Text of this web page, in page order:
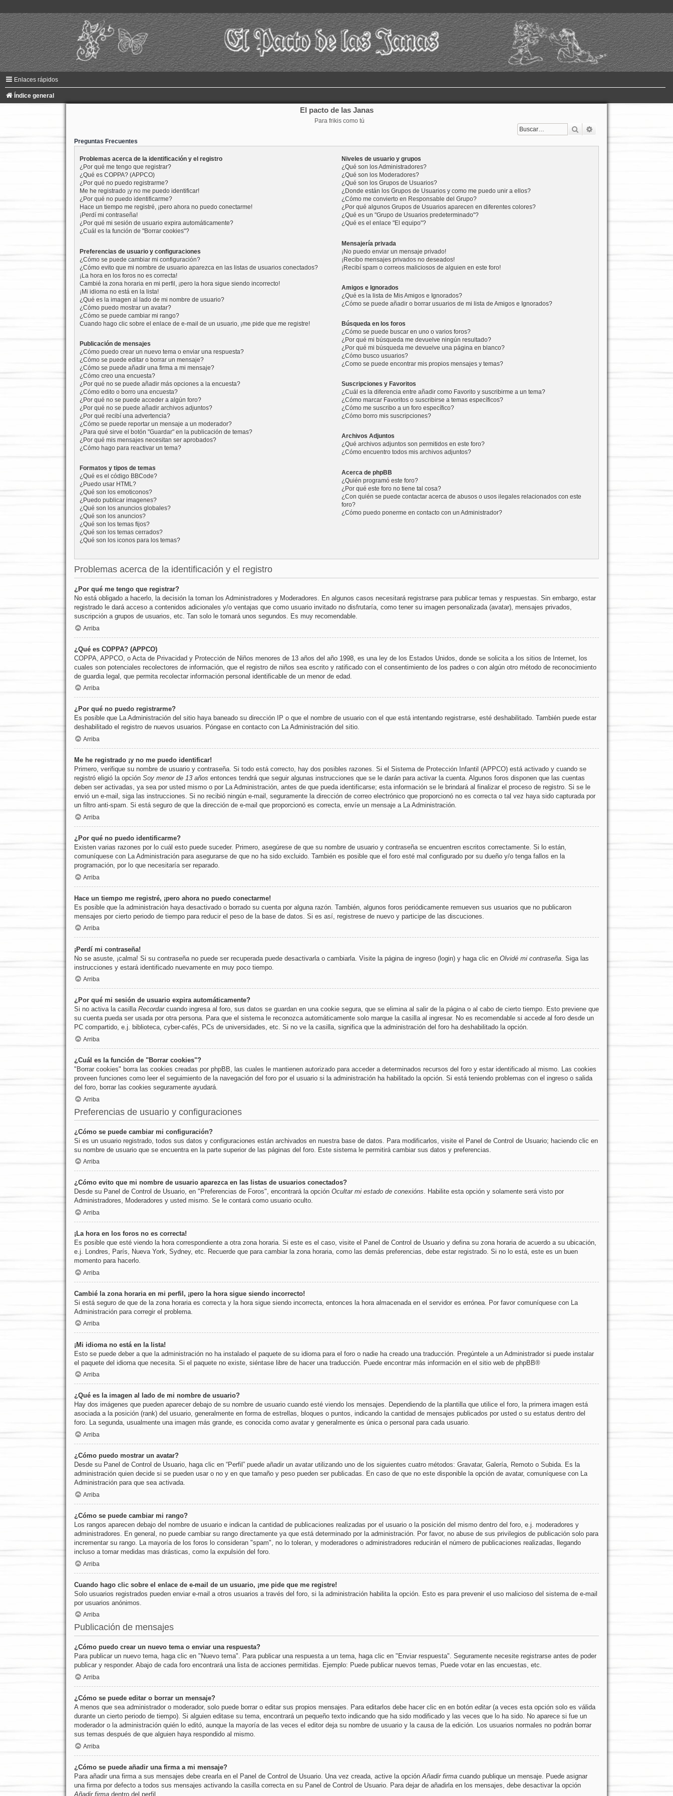
Enlaces rápidos
Índice general
El pacto de las Janas
Para frikis como tú
Buscar
Preguntas Frecuentes
Problemas acerca de la identificación y el registro
¿Por qué me tengo que registrar?
¿Qué es COPPA? (APPCO)
¿Por qué no puedo registrarme?
Me he registrado ¡y no me puedo identificar!
¿Por qué no puedo identificarme?
Hace un tiempo me registré, ¡pero ahora no puedo conectarme!
¡Perdí mi contraseña!
¿Por qué mi sesión de usuario expira automáticamente?
¿Cuál es la función de "Borrar cookies"?
Preferencias de usuario y configuraciones
¿Cómo se puede cambiar mi configuración?
¿Cómo evito que mi nombre de usuario aparezca en las listas de usuarios conectados?
¡La hora en los foros no es correcta!
Cambié la zona horaria en mi perfil, ¡pero la hora sigue siendo incorrecto!
¡Mi idioma no está en la lista!
¿Qué es la imagen al lado de mi nombre de usuario?
¿Cómo puedo mostrar un avatar?
¿Cómo se puede cambiar mi rango?
Cuando hago clic sobre el enlace de e-mail de un usuario, ¡me pide que me registre!
Publicación de mensajes
¿Cómo puedo crear un nuevo tema o enviar una respuesta?
¿Cómo se puede editar o borrar un mensaje?
¿Cómo se puede añadir una firma a mi mensaje?
¿Cómo creo una encuesta?
¿Por qué no se puede añadir más opciones a la encuesta?
¿Cómo edito o borro una encuesta?
¿Por qué no se puede acceder a algún foro?
¿Por qué no se puede añadir archivos adjuntos?
¿Por qué recibí una advertencia?
¿Cómo se puede reportar un mensaje a un moderador?
¿Para qué sirve el botón "Guardar" en la publicación de temas?
¿Por qué mis mensajes necesitan ser aprobados?
¿Cómo hago para reactivar un tema?
Formatos y tipos de temas
¿Qué es el código BBCode?
¿Puedo usar HTML?
¿Qué son los emoticonos?
¿Puedo publicar imagenes?
¿Qué son los anuncios globales?
¿Qué son los anuncios?
¿Qué son los temas fijos?
¿Qué son los temas cerrados?
¿Qué son los iconos para los temas?
Niveles de usuario y grupos
¿Qué son los Administradores?
¿Qué son los Moderadores?
¿Qué son los Grupos de Usuarios?
¿Donde están los Grupos de Usuarios y como me puedo unir a ellos?
¿Cómo me convierto en Responsable del Grupo?
¿Por qué algunos Grupos de Usuarios aparecen en diferentes colores?
¿Qué es un "Grupo de Usuarios predeterminado"?
¿Qué es el enlace "El equipo"?
Mensajería privada
¡No puedo enviar un mensaje privado!
¡Recibo mensajes privados no deseados!
¡Recibí spam o correos maliciosos de alguien en este foro!
Amigos e Ignorados
¿Qué es la lista de Mis Amigos e Ignorados?
¿Cómo se puede añadir o borrar usuarios de mi lista de Amigos e Ignorados?
Búsqueda en los foros
¿Cómo se puede buscar en uno o varios foros?
¿Por qué mi búsqueda me devuelve ningún resultado?
¿Por qué mi búsqueda me devuelve una página en blanco?
¿Cómo busco usuarios?
¿Como se puede encontrar mis propios mensajes y temas?
Suscripciones y Favoritos
¿Cuál es la diferencia entre añadir como Favorito y suscribirme a un tema?
¿Cómo marcar Favoritos o suscribirse a temas específicos?
¿Cómo me suscribo a un foro específico?
¿Cómo borro mis suscripciones?
Archivos Adjuntos
¿Qué archivos adjuntos son permitidos en este foro?
¿Cómo encuentro todos mis archivos adjuntos?
Acerca de phpBB
¿Quién programó este foro?
¿Por qué este foro no tiene tal cosa?
¿Con quién se puede contactar acerca de abusos o usos ilegales relacionados con este
foro?
¿Cómo puedo ponerme en contacto con un Administrador?
Problemas acerca de la identificación y el registro
¿Por qué me tengo que registrar?
No está obligado a hacerlo, la decisión la toman los Administradores y Moderadores. En algunos casos necesitará registrarse para publicar temas y respuestas. Sin embargo, estar
registrado le dará acceso a contenidos adicionales y/o ventajas que como usuario invitado no disfrutaría, como tener su imagen personalizada (avatar), mensajes privados,
suscripción a grupos de usuarios, etc. Tan solo le tomará unos segundos. Es muy recomendable.
Arriba
¿Qué es COPPA? (APPCO)
COPPA, APPCO, o Acta de Privacidad y Protección de Niños menores de 13 años del año 1998, es una ley de los Estados Unidos, donde se solicita a los sitios de Internet, los
cuales son potenciales recolectores de información, que el registro de niños sea escrito y ratificado con el consentimiento de los padres o con algún otro método de reconocimiento
de guardia legal, que permita recolectar información personal identificable de un menor de edad.
Arriba
¿Por qué no puedo registrarme?
Es posible que La Administración del sitio haya baneado su dirección IP o que el nombre de usuario con el que está intentando registrarse, esté deshabilitado. También puede estar
deshabilitado el registro de nuevos usuarios. Póngase en contacto con La Administración del sitio.
Arriba
Me he registrado ¡y no me puedo identificar!
Primero, verifique su nombre de usuario y contraseña. Si todo está correcto, hay dos posibles razones. Si el Sistema de Protección Infantil (APPCO) está activado y cuando se
registró eligió la opción Soy menor de 13 años entonces tendrá que seguir algunas instrucciones que se le darán para activar la cuenta. Algunos foros disponen que las cuentas
deben ser activadas, ya sea por usted mismo o por La Administración, antes de que pueda identificarse; esta información se le brindará al finalizar el proceso de registro. Si se le
envió un e-mail, siga las instrucciones. Si no recibió ningún e-mail, seguramente la dirección de correo electrónico que proporcionó no es correcta o tal vez haya sido capturada por
un filtro anti-spam. Si está seguro de que la dirección de e-mail que proporcionó es correcta, envíe un mensaje a La Administración.
Arriba
¿Por qué no puedo identificarme?
Existen varias razones por lo cuál esto puede suceder. Primero, asegúrese de que su nombre de usuario y contraseña se encuentren escritos correctamente. Si lo están,
comuníquese con La Administración para asegurarse de que no ha sido excluido. También es posible que el foro esté mal configurado por su dueño y/o tenga fallos en la
programación, por lo que necesitaría ser reparado.
Arriba
Hace un tiempo me registré, ¡pero ahora no puedo conectarme!
Es posible que la administración haya desactivado o borrado su cuenta por alguna razón. También, algunos foros periódicamente remueven sus usuarios que no publicaron
mensajes por cierto periodo de tiempo para reducir el peso de la base de datos. Si es así, registrese de nuevo y participe de las discuciones.
Arriba
¡Perdí mi contraseña!
No se asuste, ¡calma! Si su contraseña no puede ser recuperada puede desactivarla o cambiarla. Visite la página de ingreso (login) y haga clic en Olvidé mi contraseña. Siga las
instrucciones y estará identificado nuevamente en muy poco tiempo.
Arriba
¿Por qué mi sesión de usuario expira automáticamente?
Si no activa la casilla Recordarcuando ingresa al foro, sus datos se guardan en una cookie segura, que se elimina al salir de la página o al cabo de cierto tiempo. Esto previene que
su cuenta pueda ser usada por otra persona. Para que el sistema le reconozca automáticamente solo marque la casilla al ingresar. No es recomendable si accede al foro desde un
PC compartido, e.j. biblioteca, cyber-cafés, PCs de universidades, etc. Si no ve la casilla, significa que la administración del foro ha deshabilitado la opción.
Arriba
¿Cuál es la función de "Borrar cookies"?
"Borrar cookies" borra las cookies creadas por phpBB, las cuales le mantienen autorizado para acceder a determinados recursos del foro y estar identificado al mismo. Las cookies
proveen funciones como leer el seguimiento de la navegación del foro por el usuario si la administración ha habilitado la opción. Si está teniendo problemas con el ingreso o salida
del foro, borrar las cookies seguramente ayudará.
Arriba
Preferencias de usuario y configuraciones
¿Cómo se puede cambiar mi configuración?
Si es un usuario registrado, todos sus datos y configuraciones están archivados en nuestra base de datos. Para modificarlos, visite el Panel de Control de Usuario; haciendo clic en
su nombre de usuario que se encuentra en la parte superior de las páginas del foro. Este sistema le permitirá cambiar sus datos y preferencias.
Arriba
¿Cómo evito que mi nombre de usuario aparezca en las listas de usuarios conectados?
Desde su Panel de Control de Usuario, en "Preferencias de Foros", encontrará la opción Ocultar mi estado de conexións. Habilite esta opción y solamente será visto por
Administradores, Moderadores y usted mismo. Se le contará como usuario oculto.
Arriba
¡La hora en los foros no es correcta!
Es posible que esté viendo la hora correspondiente a otra zona horaria. Si este es el caso, visite el Panel de Control de Usuario y defina su zona horaria de acuerdo a su ubicación,
e.j. Londres, París, Nueva York, Sydney, etc. Recuerde que para cambiar la zona horaria, como las demás preferencias, debe estar registrado. Si no lo está, este es un buen
momento para hacerlo.
Arriba
Cambié la zona horaria en mi perfil, ¡pero la hora sigue siendo incorrecto!
Si está seguro de que de la zona horaria es correcta y la hora sigue siendo incorrecta, entonces la hora almacenada en el servidor es errónea. Por favor comuníquese con La
Administración para corregir el problema.
Arriba
¡Mi idioma no está en la lista!
Esto se puede deber a que la administración no ha instalado el paquete de su idioma para el foro o nadie ha creado una traducción. Pregúntele a un Administrador si puede instalar
el paquete del idioma que necesita. Si el paquete no existe, siéntase libre de hacer una traducción. Puede encontrar más información en el sitio web de phpBB®
Arriba
¿Qué es la imagen al lado de mi nombre de usuario?
Hay dos imágenes que pueden aparecer debajo de su nombre de usuario cuando esté viendo los mensajes. Dependiendo de la plantilla que utilice el foro, la primera imagen está
asociada a la posición (rank) del usuario, generalmente en forma de estrellas, bloques o puntos, indicando la cantidad de mensajes publicados por usted o su estatus dentro del
foro. La segunda, usualmente una imagen más grande, es conocida como avatar y generalmente es única o personal para cada usuario.
Arriba
¿Cómo puedo mostrar un avatar?
Desde su Panel de Control de Usuario, haga clic en “Perfil” puede añadir un avatar utilizando uno de los siguientes cuatro métodos: Gravatar, Galería, Remoto o Subida. Es la
administración quien decide si se pueden usar o no y en que tamaño y peso pueden ser publicadas. En caso de que no este disponible la opción de avatar, comuníquese con La
Administración para que sea activada.
Arriba
¿Cómo se puede cambiar mi rango?
Los rangos aparecen debajo del nombre de usuario e indican la cantidad de publicaciones realizadas por el usuario o la posición del mismo dentro del foro, e.j. moderadores y
administradores. En general, no puede cambiar su rango directamente ya que está determinado por la administración. Por favor, no abuse de sus privilegios de publicación solo para
incrementar su rango. La mayoría de los foros lo consideran "spam", no lo toleran, y moderadores o administradores reducirán el número de publicaciones realizadas, llegando
incluso a tomar medidas mas drásticas, como la expulsión del foro.
Arriba
Cuando hago clic sobre el enlace de e-mail de un usuario, ¡me pide que me registre!
Solo usuarios registrados pueden enviar e-mail a otros usuarios a través del foro, si la administración habilita la opción. Esto es para prevenir el uso malicioso del sistema de e-mail
por usuarios anónimos.
Arriba
Publicación de mensajes
¿Cómo puedo crear un nuevo tema o enviar una respuesta?
Para publicar un nuevo tema, haga clic en "Nuevo tema". Para publicar una respuesta a un tema, haga clic en "Enviar respuesta". Seguramente necesite registrarse antes de poder
publicar y responder. Abajo de cada foro encontrará una lista de acciones permitidas. Ejemplo: Puede publicar nuevos temas, Puede votar en las encuestas, etc.
Arriba
¿Cómo se puede editar o borrar un mensaje?
A menos que sea administrador o moderador, solo puede borrar o editar sus propios mensajes. Para editarlos debe hacer clic en en botón editar(a veces esta opción solo es válida
durante un cierto periodo de tiempo). Si alguien editase su tema, encontrará un pequeño texto indicando que ha sido modificado y las veces que lo ha sido. No aparece si fue un
moderador o la administración quién lo editó, aunque la mayoría de las veces el editor deja su nombre de usuario y la causa de la edición. Los usuarios normales no podrán borrar
sus temas después de que alguien haya respondido al mismo.
Arriba
¿Cómo se puede añadir una firma a mi mensaje?
Para añadir una firma a sus mensajes debe crearla en el Panel de Control de Usuario. Una vez creada, active la opción Añadir firmacuando publique un mensaje. Puede asignar
una firma por defecto a todos sus mensajes activando la casilla correcta en su Panel de Control de Usuario. Para dejar de añadirla en los mensajes, debe desactivar la opción
Añadir firmadentro del perfil.